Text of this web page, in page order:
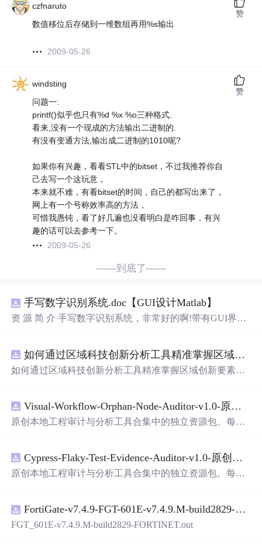
czfnaruto
数值移位后存储到一维数组再用%s输出
2009-05-26
赞
windsting
问题一:
printf()似乎也只有%d %x %o三种格式.
看来,没有一个现成的方法输出二进制的.
有没有变通方法,输出成二进制的1010呢?
如果你有兴趣，看看STL中的bitset，不过我推荐你自
己去写一个这玩意，
本来就不难，有看bitset的时间，自己的都写出来了，
网上有一个号称效率高的方法，
可惜我愚钝，看了好几遍也没看明白是咋回事，有兴
趣的话可以去参考一下。
2009-05-26
赞
——到底了——
手写数字识别系统.doc【GUI设计Matlab】
资 源 简 介 手写数字识别系统，非常好的啊!带有GUI界
带有直观的图形用户界面（GUI），非常容易使用。你只
需要将手写数字输入系统，它将立即给出准确的识别结
是一个非常方便和实用的工具，你一定会喜欢它的！
如何通过区域科技创新分析工具精准掌握区域创新要素分布与产业链融合现状？.docx
如何通过区域科技创新分析工具精准掌握区域创新要素分
Visual-Workflow-Orphan-Node-Auditor-v1.0-原创源码与文档.zip
原创本地工程审计与分析工具合集中的独立资源包。每个
README、运行说明、功能清单、MIT License及原创与授
权声明。解压后进入project目录，执行npm test验证算法，
目源码、Logo、官方截图、论文、生产日志或其他受限素
材。适合前端开发、AI应用工程、测试审计和课程实践。
Cypress-Flaky-Test-Evidence-Auditor-v1.0-原创源码与文档.zip
原创本地工程审计与分析工具合集中的独立资源包。每个
README、运行说明、功能清单、MIT License及原创与授
权声明。解压后进入project目录，执行npm test验证算法，
FortiGate-v7.4.9-FGT-601E-v7.4.9.M-build2829-FORTINET.out
FGT_601E-v7.4.9.M-build2829-FORTINET.out